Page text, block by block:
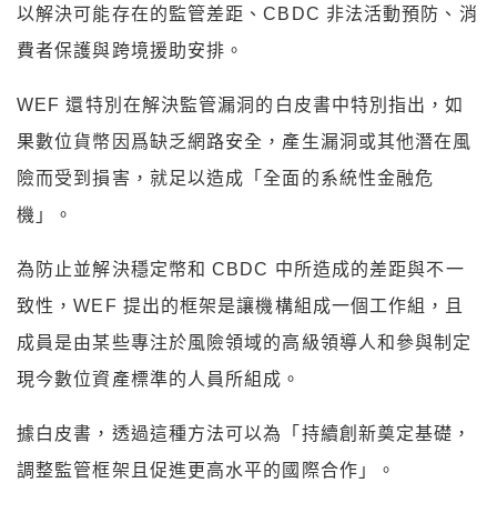
以解決可能存在的監管差距、CBDC 非法活動預防、消
費者保護與跨境援助安排。
WEF還特別在解決監管漏洞的白皮書中特別指出，如
果數位貨幣因爲缺乏網路安全，產生漏洞或其他潛在風
險而受到損害，就足以造成「全面的系統性金融危
機」。
為防止並解決穩定幣和 CBDC 中所造成的差距與不一
致性，WEF 提出的框架是讓機構組成一個工作組，且
成員是由某些專注於風險領域的高級領導人和參與制定
現今數位資產標準的人員所組成。
據白皮書，透過這種方法可以為「持續創新奠定基礎，
調整監管框架且促進更高水平的國際合作」。